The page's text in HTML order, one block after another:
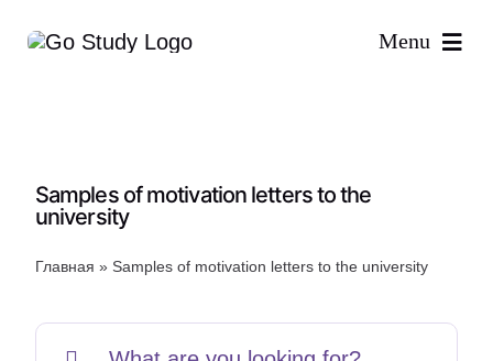
Menu
Samples of motivation letters to the
university
Главная » Samples of motivation letters to the university